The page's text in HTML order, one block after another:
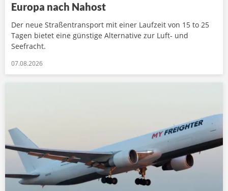
Europa nach Nahost
Der neue Straßentransport mit einer Laufzeit von 15 to 25
Tagen bietet eine günstige Alternative zur Luft- und
Seefracht.
07.08.2026